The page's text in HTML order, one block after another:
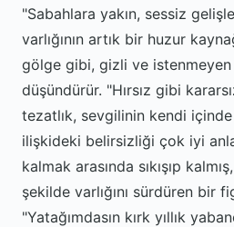
"Sabahlara yakın, sessiz
varlığının artık bir huzur
gölge gibi, gizli ve
düşündürür. "Hırsız gibi
tezatlık, sevgilinin kendi
ilişkideki belirsizliği çok iyi
kalmak arasında sıkışıp
şekilde varlığını sürdüren bir
"Yatağımdasın kırk yıllık